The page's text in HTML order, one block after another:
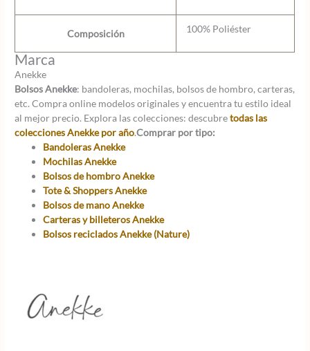
Composición 100% Poliéster
Marca
Anekke
Bolsos Anekke: bandoleras, mochilas, bolsos de hombro, carteras,
etc. Compra online modelos originales y encuentra tu estilo ideal
al mejor precio. Explora las colecciones: descubretodas las
colecciones Anekke por año.Comprar por tipo:
Bandoleras Anekke
Mochilas Anekke
Bolsos de hombro Anekke
Tote & Shoppers Anekke
Bolsos de mano Anekke
Carteras y billeteros Anekke
Bolsos reciclados Anekke (Nature)